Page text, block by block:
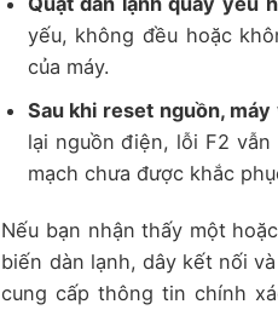
yếu, không đều hoặc
của máy.
Sau khi reset nguồn,
lại nguồn điện, lỗi F2
mạch chưa được khắc
Nếu bạn nhận thấy một
biến dàn lạnh, dây kết nối
cung cấp thông tin chính